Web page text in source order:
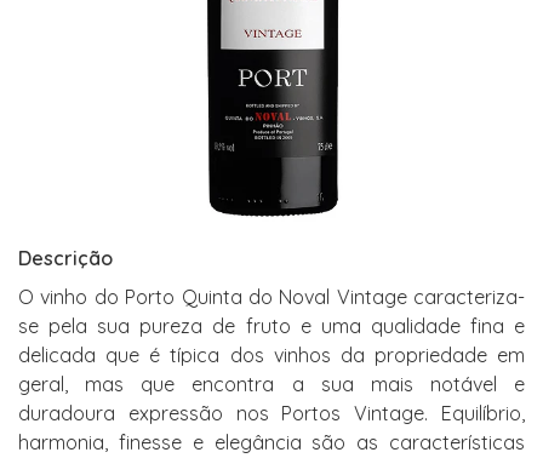
Descrição
O vinho do Porto Quinta do Noval Vintage caracteriza-
se pela sua pureza de fruto e uma qualidade fina e
delicada que é típica dos vinhos da propriedade em
geral, mas que encontra a sua mais notável e
duradoura expressão nos Portos Vintage. Equilíbrio,
harmonia, finesse e elegância são as características